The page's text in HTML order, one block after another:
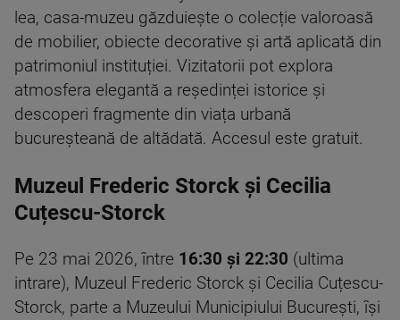
lea, casa-muzeu găzduiește o colecție valoroasă
de mobilier, obiecte decorative și artă aplicată din
patrimoniul instituției. Vizitatorii pot explora
atmosfera elegantă a reședinței istorice și
descoperi fragmente din viața urbană
bucureșteană de altădată. Accesul este gratuit.
Muzeul Frederic Storck și Cecilia
Cuțescu-Storck
Pe 23 mai 2026, între 16:30 și 22:30 (ultima
intrare), Muzeul Frederic Storck și Cecilia Cuțescu-
Storck, parte a Muzeului Municipiului București, își